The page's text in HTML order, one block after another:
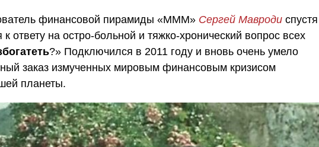
финансовой пирамиды «МММ» Сергей Мавроди спустя
ответу на остро-больной и тяжко-хронический вопрос всех
?» Подключился в 2011 году и вновь очень умело
заказ измученных мировым финансовым кризисом
планеты.